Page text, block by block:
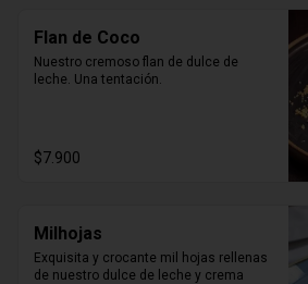
Flan de Coco
Nuestro cremoso flan de dulce de
leche. Una tentación.
$7.900
Milhojas
Exquisita y crocante mil hojas rellenas
de nuestro dulce de leche y crema